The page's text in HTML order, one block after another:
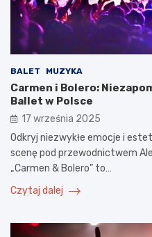
BALET MUZYKA
Carmen i Bolero:
Ballet w Polsce
17 września 2025
Odkryj niezwykłe emocje i
scenę pod przewodnictwem
„Carmen & Bolero” to…
Czytaj dalej